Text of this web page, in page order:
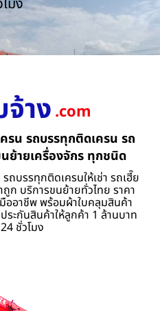
มง
าง .com
ครน รถบรรทุกติดเครน รถ
ย้ายเครื่องจักร ทุกชนิด
ถบรรทุกติดเครนให้เช่า รถเฮี๊ย
ก บริการขนย้ายทั่วไทย ราคา
ออาชีพ พร้อมผ้าใบคลุมสินค้า
ระกันสินค้าให้ลูกค้า 1 ล้านบาท
ชั่วโมง